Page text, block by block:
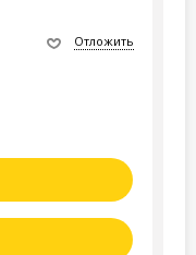
Отложить